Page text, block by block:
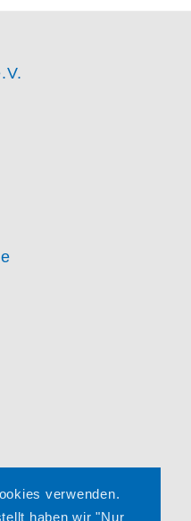
verwenden.
haben wir "Nur